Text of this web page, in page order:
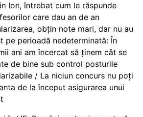
Ion, întrebat cum le răspunde
care dau an de an
obțin note mari, dar nu au
pe perioadă nedeterminată: În
ani am încercat să ținem cât se
de bine sub control posturile
/ La niciun concurs nu poți
de la început asigurarea unui